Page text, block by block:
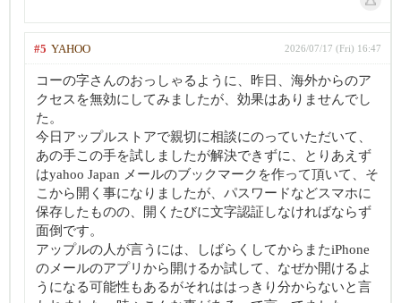
#5 YAHOO 2026/07/17 (Fri) 16:47
コーの字さんのおっしゃるように、昨日、海外からのア
クセスを無効にしてみましたが、効果はありませんでし
た。
今日アップルストアで親切に相談にのっていただいて、
あの手この手を試しましたが解決できずに、とりあえず
はyahoo Japan メールのブックマークを作って頂いて、そ
こから開く事になりましたが、パスワードなどスマホに
保存したものの、開くたびに文字認証しなければならず
面倒です。
アップルの人が言うには、しばらくしてからまたiPhone
のメールのアプリから開けるか試して、なぜか開けるよ
うになる可能性もあるがそれははっきり分からないと言